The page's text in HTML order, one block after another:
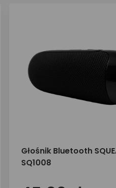
Głośnik Bluetooth
SQ1008